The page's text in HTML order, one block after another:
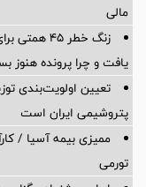
مالی
یافت و چرا پرونده
تعیین اولویت‌بندی
پتروشیمی ایران است
ممیزی بیمه آسیا /
تورمی